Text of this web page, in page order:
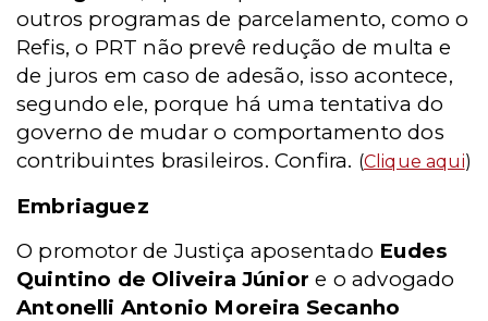
outros programas de parcelamento, como o
Refis, o PRT não prevê redução de multa e
de juros em caso de adesão, isso acontece,
segundo ele, porque há uma tentativa do
governo de mudar o comportamento dos
contribuintes brasileiros. Confira. (Clique aqui)
Embriaguez
O promotor de Justiça aposentado Eudes
Quintino de Oliveira Júnior e o advogado
Antonelli Antonio Moreira Secanho